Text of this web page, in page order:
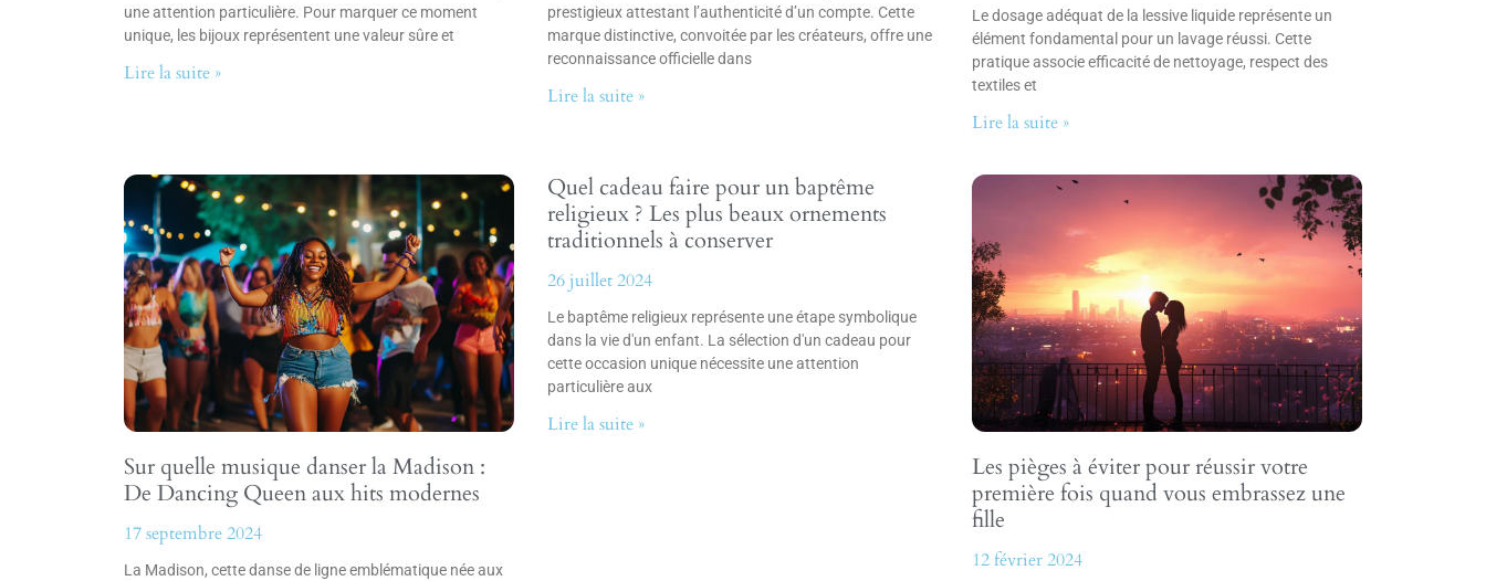
une attention particulière. Pour marquer ce moment
unique, les bijoux représentent une valeur sûre et
Lire la suite »
prestigieux attestant l’authenticité d’un compte. Cette
marque distinctive, convoitée par les créateurs, offre une
reconnaissance officielle dans
Lire la suite »
Le dosage adéquat de la lessive liquide représente un
élément fondamental pour un lavage réussi. Cette
pratique associe efficacité de nettoyage, respect des
textiles et
Lire la suite »
Sur quelle musique danser la Madison :
De Dancing Queen aux hits modernes
17 septembre 2024
La Madison, cette danse de ligne emblématique née aux
Quel cadeau faire pour un baptême
religieux ? Les plus beaux ornements
traditionnels à conserver
26 juillet 2024
Le baptême religieux représente une étape symbolique
dans la vie d'un enfant. La sélection d'un cadeau pour
cette occasion unique nécessite une attention
particulière aux
Lire la suite »
Les pièges à éviter pour réussir votre
première fois quand vous embrassez une
fille
12 février 2024